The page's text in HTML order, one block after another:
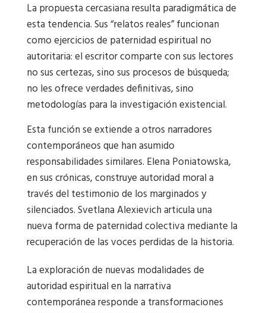
La propuesta cercasiana resulta paradigmática de
esta tendencia. Sus “relatos reales” funcionan
como ejercicios de paternidad espiritual no
autoritaria: el escritor comparte con sus lectores
no sus certezas, sino sus procesos de búsqueda;
no les ofrece verdades definitivas, sino
metodologías para la investigación existencial.
Esta función se extiende a otros narradores
contemporáneos que han asumido
responsabilidades similares. Elena Poniatowska,
en sus crónicas, construye autoridad moral a
través del testimonio de los marginados y
silenciados. Svetlana Alexievich articula una
nueva forma de paternidad colectiva mediante la
recuperación de las voces perdidas de la historia.
La exploración de nuevas modalidades de
autoridad espiritual en la narrativa
contemporánea responde a transformaciones